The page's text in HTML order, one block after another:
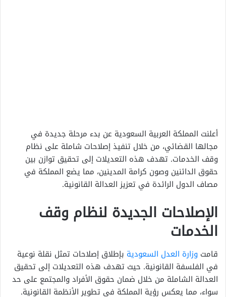
أعلنت المملكة العربية السعودية عن بدء مرحلة جديدة في
مجالها القضائي، من خلال تنفيذ إصلاحات شاملة على نظام
وقف الخدمات. تهدف هذه التعديلات إلى تحقيق توازن بين
حقوق الدائنين وصون كرامة المدينين، مما يضع المملكة في
مصاف الدول الرائدة في تعزيز العدالة القانونية.
الإصلاحات الجديدة لنظام وقف
الخدمات
قامت وزارة العدل السعودية بإطلاق إصلاحات تمثل نقلة نوعية
في الفلسفة القانونية. حيث تهدف هذه التعديلات إلى تحقيق
العدالة الشاملة من خلال ضمان حقوق الأفراد والمجتمع على حد
سواء، مما يعكس رؤية المملكة في تطوير الأنظمة القانونية.